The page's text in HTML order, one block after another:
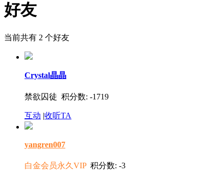
好友
当前共有 2 个好友
Crystal晶晶
禁欲囚徒 积分数: -1719
互动 |收听TA
yangren007
白金会员永久VIP积分数: -3